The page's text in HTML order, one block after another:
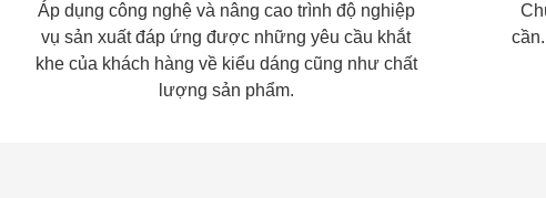
Áp dụng công nghệ và nâng cao trình độ nghiệp
vụ sản xuất đáp ứng được những yêu cầu khắt
khe của khách hàng về kiểu dáng cũng như chất
lượng sản phẩm.